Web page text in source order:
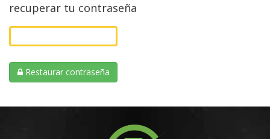
recuperar tu contraseña
Restaurar contraseña